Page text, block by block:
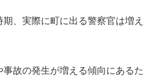
、実際に町に出る警察官は増え
故の発生が増える傾向にあるた